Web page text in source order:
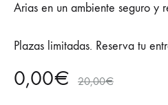
Arias en un ambiente seguro y
Plazas limitadas. Reserva tu
0,00€ 20,00€